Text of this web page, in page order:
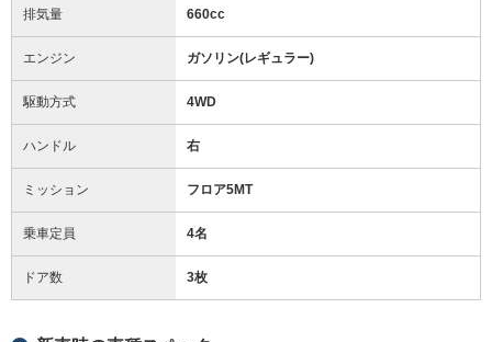
排気量 660cc
エンジン ガソリン(レギュラー)
駆動方式 4WD
ハンドル 右
ミッション フロア5MT
乗車定員 4名
ドア数 3枚